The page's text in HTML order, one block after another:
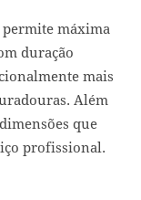
máxima
duração
mais
Além
que
profissional.